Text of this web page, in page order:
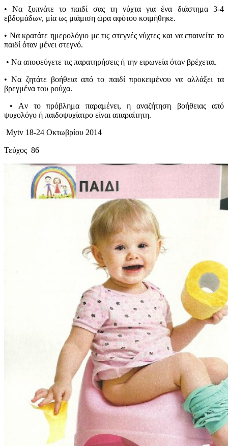
• Nα ξυπνάτε το παιδί σας τη νύχτα για ένα διάστημα 3-4
εβδομάδων, μία ως μιάμιση ώρα αφότου κοιμήθηκε.
• Να κρατάτε ημερολόγιο με τις στεγνές νύχτες και να επαινείτε το
παιδί όταν μένει στεγνό.
• Nα αποφεύγετε τις παρατηρήσεις ή την ειρωνεία όταν βρέχεται.
• Να ζητάτε βοήθεια από το παιδί προκειμένου να αλλάξει τα
βρεγμένα του ρούχα.
• Aν το πρόβλημα παραμένει, η αναζήτηση βοήθειας από
ψυχολόγο ή παιδοψυχίατρο είναι απαραίτητη.
Mytv 18-24 Οκτωβρίου 2014
Τεύχος 86